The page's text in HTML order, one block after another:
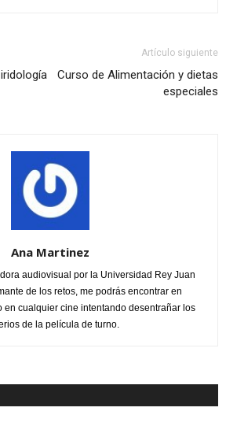
Artículo siguiente
Curso de Alimentación y dietas
especiales
Ana Martinez
audiovisual por la Universidad Rey Juan
de los retos, me podrás encontrar en
en cualquier cine intentando desentrañar los
de la película de turno.